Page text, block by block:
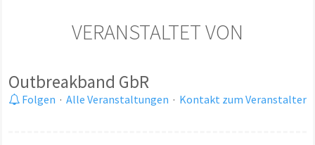
VERANSTALTET VON
Outbreakband GbR
Folgen · Alle Veranstaltungen · Kontakt zum Veranstalter